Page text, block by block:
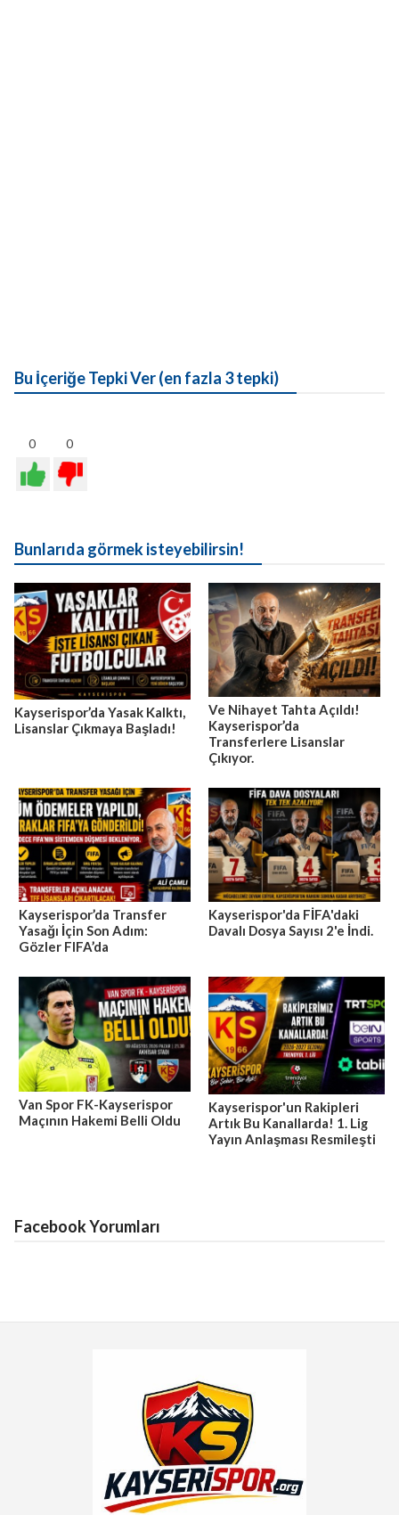
Bu İçeriğe Tepki Ver (en fazla 3 tepki)
0 0
Bunlarıda görmek isteyebilirsin!
Kayserispor’da Yasak Kalktı,
Lisanslar Çıkmaya Başladı!
Ve Nihayet Tahta Açıldı!
Kayserispor’da
Transferlere Lisanslar
Çıkıyor.
Kayserispor’da Transfer
Yasağı İçin Son Adım:
Gözler FIFA’da
Kayserispor'da FİFA'daki
Davalı Dosya Sayısı 2'e İndi.
Van Spor FK-Kayserispor
Maçının Hakemi Belli Oldu
Kayserispor'un Rakipleri
Artık Bu Kanallarda! 1. Lig
Yayın Anlaşması Resmileşti
Facebook Yorumları